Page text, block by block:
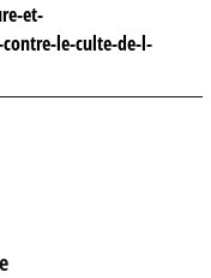
et-
le-culte-de-l-